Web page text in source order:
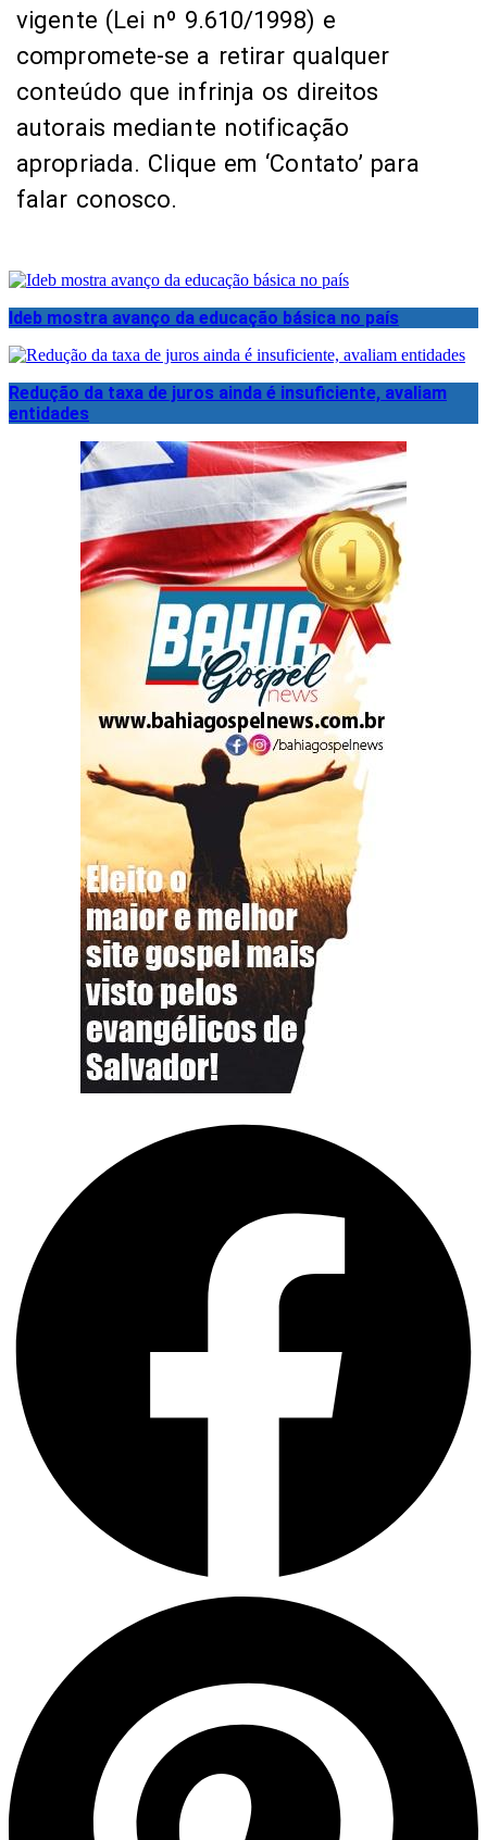
vigente (Lei nº 9.610/1998) e
compromete-se a retirar qualquer
conteúdo que infrinja os direitos
autorais mediante notificação
apropriada. Clique em ‘Contato’ para
falar conosco.
Ideb mostra avanço da educação básica no país
Redução da taxa de juros ainda é insuficiente, avaliam
entidades